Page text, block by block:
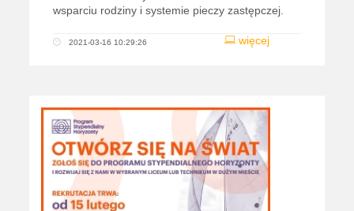
wsparciu rodziny i systemie pieczy zastępczej.
więcej
2021-03-16 10:29:26